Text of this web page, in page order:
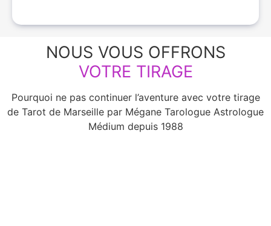
NOUS VOUS OFFRONS
VOTRE TIRAGE
Pourquoi ne pas continuer l’aventure avec votre tirage
de Tarot de Marseille par Mégane Tarologue Astrologue
Médium depuis 1988